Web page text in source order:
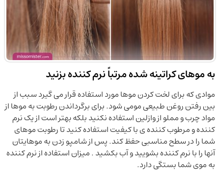
به موهای کراتینه شده مرتباً نرم کننده بزنید
موادی که برای لخت کردن موها مورد استفاده قرار می گیرد سبب از
بین رفتن روغن طبیعی مومی شود. برای برگرداندن رطوبت به موها از
مواد چرب و مملو از وازلین استفاده نکنید بلکه بهتر است از یک نرم
کننده و مرطوب کننده ی با کیفیت استفاده کنید تا رطوبت موهای
شما را در سطح مناسبی حفظ کند. پس از شامپو زدن به موهایتان
آنها را با نرم کننده بشویید و آب بکشید . میزان استفاده از نرم کننده
به موی شما بستگی دارد.